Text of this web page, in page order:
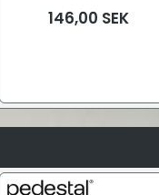
146,00 SEK